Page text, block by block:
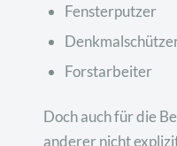
Fensterputzer
Forstarbeiter
Doch auch für die
anderer nicht